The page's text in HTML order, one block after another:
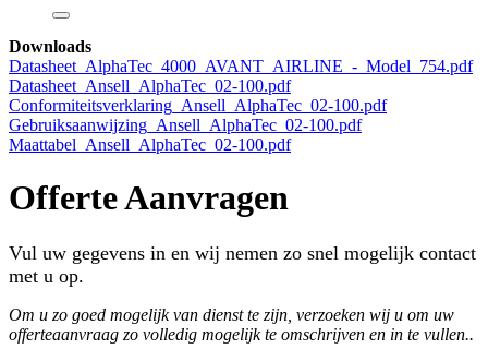
Downloads
Datasheet_AlphaTec_4000_AVANT_AIRLINE_-_Model_754.pdf
Datasheet_Ansell_AlphaTec_02-100.pdf
Conformiteitsverklaring_Ansell_AlphaTec_02-100.pdf
Gebruiksaanwijzing_Ansell_AlphaTec_02-100.pdf
Maattabel_Ansell_AlphaTec_02-100.pdf
Offerte Aanvragen
Vul uw gegevens in en wij nemen zo snel mogelijk contact
met u op.
Om u zo goed mogelijk van dienst te zijn, verzoeken wij u om uw
offerteaanvraag zo volledig mogelijk te omschrijven en in te vullen..